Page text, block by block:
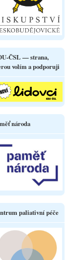
ČSL — strana,
volím a podporuji
národa
paliativní péče